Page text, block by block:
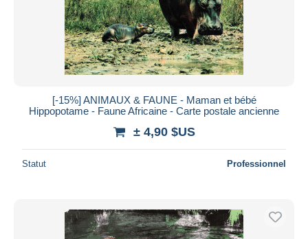
[-15%] ANIMAUX & FAUNE - Maman et bébé
Hippopotame - Faune Africaine - Carte postale ancienne
± 4,90 $US
Statut Professionnel